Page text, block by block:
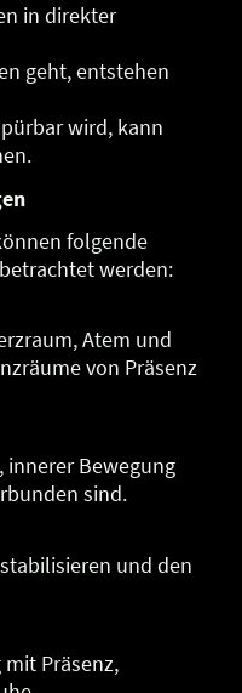
in direkter
geht, entstehen
wird, kann
folgende
werden:
Atem und
von Präsenz
innerer Bewegung
sind.
und den
Präsenz,